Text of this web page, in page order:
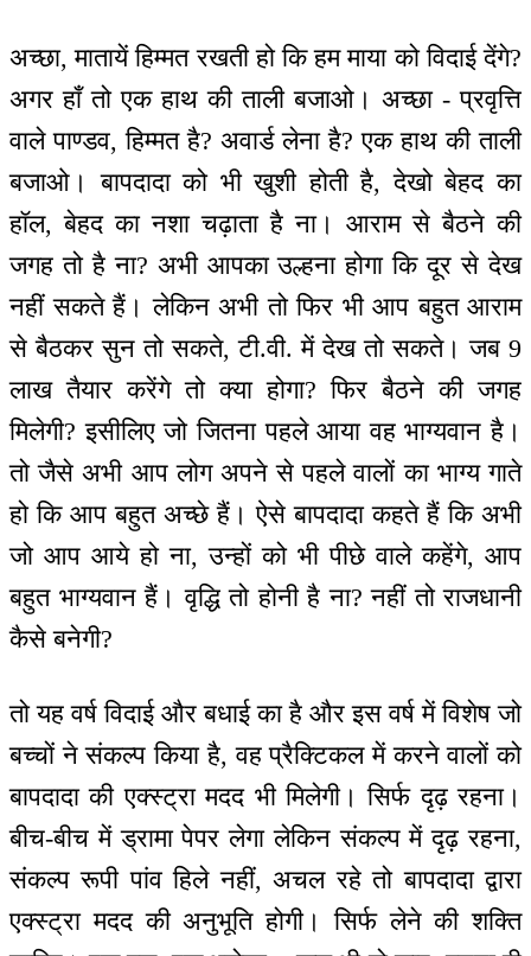
अच्छा, मातायें हिम्मत रखती हो कि हम माया को विदाई देंगे?
अगर हाँ तो एक हाथ की ताली बजाओ। अच्छा - प्रवृत्ति
वाले पाण्डव, हिम्मत है? अवार्ड लेना है? एक हाथ की ताली
बजाओ। बापदादा को भी खुशी होती है, देखो बेहद का
हॉल, बेहद का नशा चढ़ाता है ना। आराम से बैठने की
जगह तो है ना? अभी आपका उल्हना होगा कि दूर से देख
नहीं सकते हैं। लेकिन अभी तो फिर भी आप बहुत आराम
से बैठकर सुन तो सकते, टी.वी. में देख तो सकते। जब 9
लाख तैयार करेंगे तो क्या होगा? फिर बैठने की जगह
मिलेगी? इसीलिए जो जितना पहले आया वह भाग्यवान है।
तो जैसे अभी आप लोग अपने से पहले वालों का भाग्य गाते
हो कि आप बहुत अच्छे हैं। ऐसे बापदादा कहते हैं कि अभी
जो आप आये हो ना, उन्हों को भी पीछे वाले कहेंगे, आप
बहुत भाग्यवान हैं। वृद्धि तो होनी है ना? नहीं तो राजधानी
कैसे बनेगी?
तो यह वर्ष विदाई और बधाई का है और इस वर्ष में विशेष जो
बच्चों ने संकल्प किया है, वह प्रैक्टिकल में करने वालों को
बापदादा की एक्स्ट्रा मदद भी मिलेगी। सिर्फ दृढ़ रहना।
बीच-बीच में ड्रामा पेपर लेगा लेकिन संकल्प में दृढ़ रहना,
संकल्प रूपी पांव हिले नहीं, अचल रहे तो बापदादा द्वारा
एक्स्ट्रा मदद की अनुभूति होगी। सिर्फ लेने की शक्ति